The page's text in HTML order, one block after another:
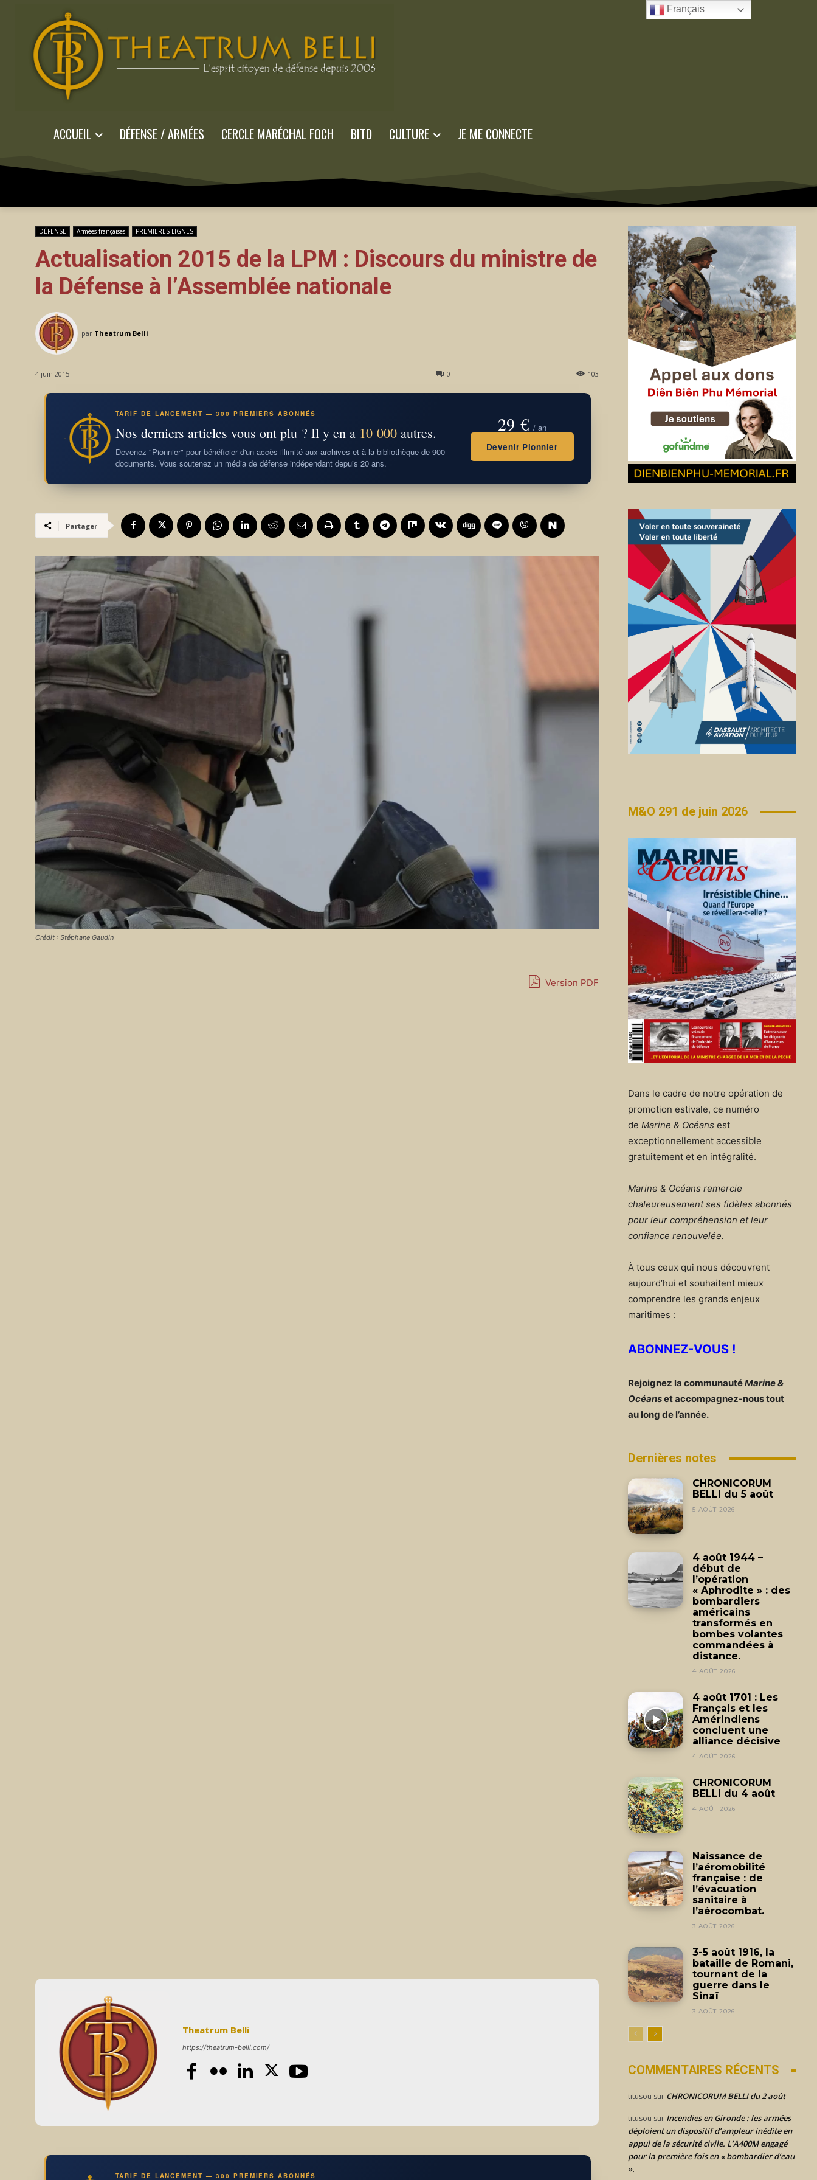
ACCUEIL DÉFENSE / ARMÉES CERCLE MARÉCHAL FOCH BITD CULTURE JE ME CONNECTE
DÉFENSE Armées françaises PREMIERES LIGNES
Actualisation 2015 de la LPM : Discours du ministre de
la Défense à l’Assemblée nationale
par Theatrum Belli
4 juin 2015 0 103
TARIF DE LANCEMENT — 300 PREMIERS ABONNÉS
Nos derniers articles vous ont plu ? Il y en a 10 000autres.
Devenez "Pionnier" pour bénéficier d'un accès illimité aux archives et à la bibliothèque de 900
documents. Vous soutenez un média de défense indépendant depuis 20 ans.
29 € / an
Devenir Pionnier
Partager
Crédit : Stéphane Gaudin
Version PDF
Theatrum Belli
https://theatrum-belli.com/
TARIF DE LANCEMENT — 300 PREMIERS ABONNÉS
M&O 291 de juin 2026
Dans le cadre de notre opération de
promotion estivale, ce numéro
de Marine & Océans est
exceptionnellement accessible
gratuitement et en intégralité.
Marine & Océans remercie
chaleureusement ses fidèles abonnés
pour leur compréhension et leur
confiance renouvelée.
À tous ceux qui nous découvrent
aujourd’hui et souhaitent mieux
comprendre les grands enjeux
maritimes :
ABONNEZ-VOUS !
Rejoignez la communautéMarine &
Océanset accompagnez-nous tout
au long de l’année.
Dernières notes
CHRONICORUM
BELLI du 5 août
5 AOÛT 2026
4 août 1944 –
début de
l’opération
« Aphrodite » : des
bombardiers
américains
transformés en
bombes volantes
commandées à
distance.
4 AOÛT 2026
4 août 1701 : Les
Français et les
Amérindiens
concluent une
alliance décisive
4 AOÛT 2026
CHRONICORUM
BELLI du 4 août
4 AOÛT 2026
Naissance de
l’aéromobilité
française : de
l’évacuation
sanitaire à
l’aérocombat.
3 AOÛT 2026
3-5 août 1916, la
bataille de Romani,
tournant de la
guerre dans le
Sinaï
3 AOÛT 2026
COMMENTAIRES RÉCENTS
titusou sur CHRONICORUM BELLI du 2 août
titusou sur Incendies en Gironde : les armées
déploient un dispositif d’ampleur inédite en
appui de la sécurité civile. L’A400M engagé
pour la première fois en « bombardier d’eau
».
Français